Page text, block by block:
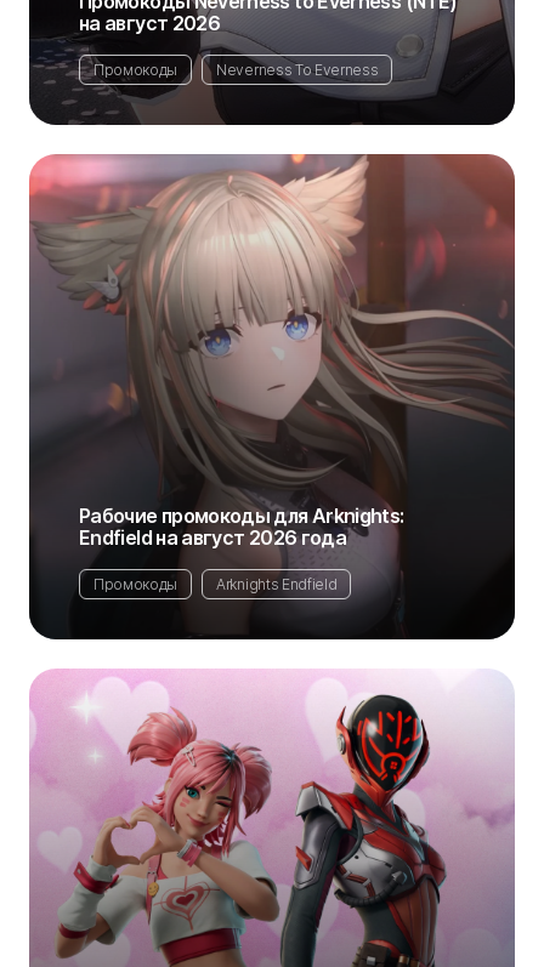
на август 2026
Промокоды Neverness To Everness
Рабочие промокоды для Arknights:
Endfield на август 2026 года
Промокоды Arknights Endfield